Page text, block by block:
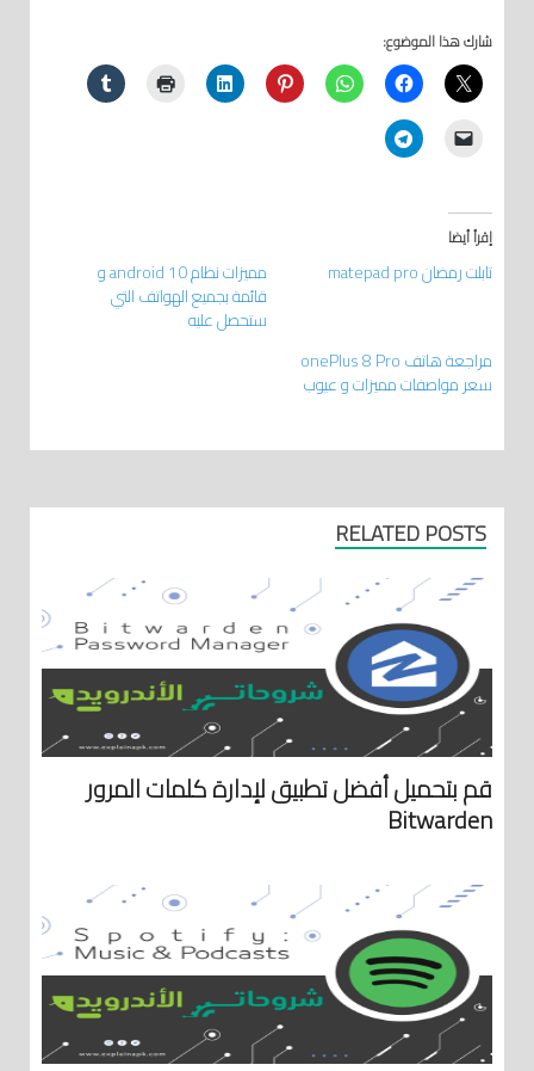
شارك هذا الموضوع:
إقرأ أيضا
تابلت رمضان matepad pro مميزات نظام android 10 و
قائمة بجميع الهواتف التي
ستحصل عليه
مراجعة هاتف onePlus 8 Pro
سعر مواصفات مميزات و عيوب
RELATED POSTS
قم بتحميل أفضل تطبيق لإدارة كلمات المرور
Bitwarden